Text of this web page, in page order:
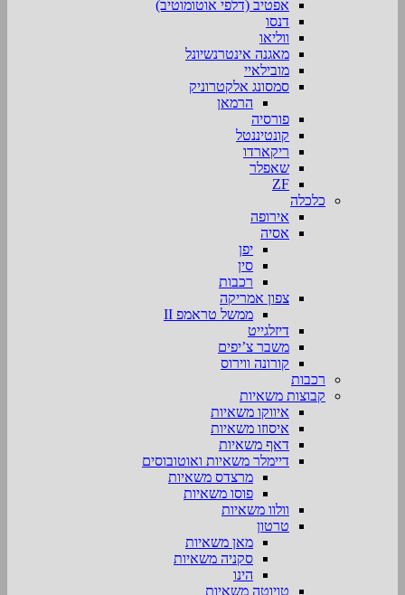
אפטיב (דלפי אוטומוטיב)
דנסו
ווליאו
מאגנה אינטרנשיונל
מובילאיי
סמסונג אלקטרוניק
הרמאן
פורסיה
קונטיננטל
ריקארדו
שאפלר
ZF
כלכלה
אירופה
אסיה
יפן
סין
רכבות
צפון אמריקה
ממשל טראמפ II
דיזלגייט
משבר צ’יפים
קורונה ווירוס
רכבות
קבוצות משאיות
איווקו משאיות
איסוזו משאיות
דאף משאיות
דיימלר משאיות ואוטובוסים
מרצדס משאיות
פוסו משאיות
וולוו משאיות
טרטון
מאן משאיות
סקניה משאיות
הינו
טויוטה משאיות